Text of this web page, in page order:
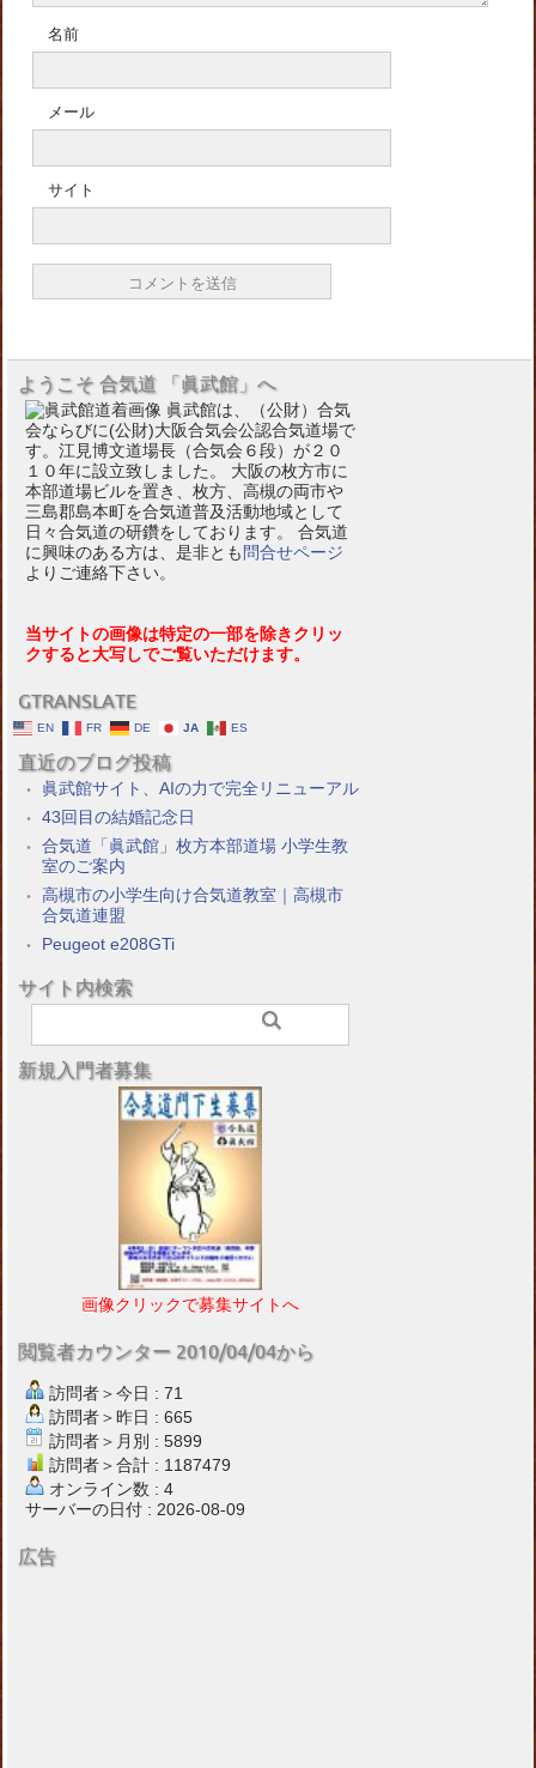
名前
メール
サイト
ようこそ 合気道 「眞武館」へ
眞武館は、（公財）合気
会ならびに(公財)大阪合気会公認合気道場で
す。江見博文道場長（合気会６段）が２０
１０年に設立致しました。 大阪の枚方市に
本部道場ビルを置き、枚方、高槻の両市や
三島郡島本町を合気道普及活動地域として
日々合気道の研鑽をしております。 合気道
に興味のある方は、是非とも 問合せページ
よりご連絡下さい。
当サイトの画像は特定の一部を除きクリッ
クすると大写しでご覧いただけます。
GTRANSLATE
EN FR DE JA ES
直近のブログ投稿
眞武館サイト、AIの力で完全リニューアル
43回目の結婚記念日
合気道「眞武館」枚方本部道場 小学生教
室のご案内
高槻市の小学生向け合気道教室｜高槻市
合気道連盟
Peugeot e208GTi
サイト内検索
新規入門者募集
画像クリックで募集サイトへ
閲覧者カウンター 2010/04/04から
訪問者＞今日 : 71
訪問者＞昨日 : 665
訪問者＞月別 : 5899
訪問者＞合計 : 1187479
オンライン数 : 4
サーバーの日付 : 2026-08-09
広告